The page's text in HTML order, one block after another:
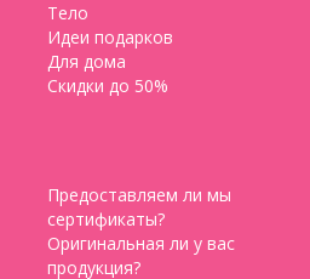
Тело
Идеи подарков
Для дома
Скидки до 50%
Предоставляем ли мы
сертификаты?
Оригинальная ли у вас
продукция?